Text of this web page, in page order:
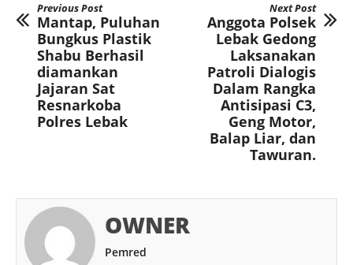
Previous Post
Mantap, Puluhan
Bungkus Plastik
Shabu Berhasil
diamankan
Jajaran Sat
Resnarkoba
Polres Lebak
Next Post
Anggota Polsek
Lebak Gedong
Laksanakan
Patroli Dialogis
Dalam Rangka
Antisipasi C3,
Geng Motor,
Balap Liar, dan
Tawuran.
OWNER
Pemred